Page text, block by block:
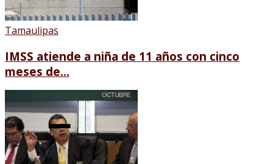
Tamaulipas
IMSS atiende a niña de 11 años con cinco
meses de...